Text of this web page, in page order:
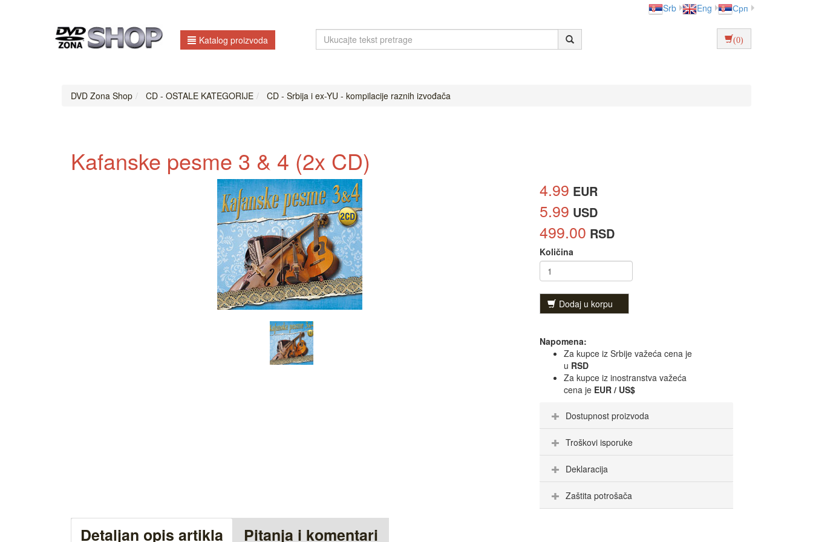
Srb Eng Срп
Katalog proizvoda (0)
DVD Zona Shop CD - OSTALE KATEGORIJE CD - Srbija i ex-YU - kompilacije raznih izvođača
Kafanske pesme 3 & 4 (2x CD)
4.99 EUR
5.99 USD
499.00 RSD
Količina
Dodaj u korpu
Napomena:
Za kupce iz Srbije važeća cena je
u RSD
Za kupce iz inostranstva važeća
cena je EUR / US$
Dostupnost proizvoda
Troškovi isporuke
Deklaracija
Zaštita potrošača
Detaljan opis artikla Pitanja i komentari